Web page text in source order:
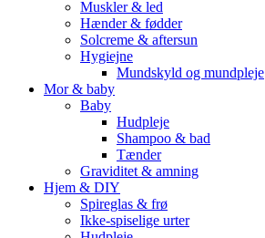
Muskler & led
Hænder & fødder
Solcreme & aftersun
Hygiejne
Mundskyld og mundpleje
Mor & baby
Baby
Hudpleje
Shampoo & bad
Tænder
Graviditet & amning
Hjem & DIY
Spireglas & frø
Ikke-spiselige urter